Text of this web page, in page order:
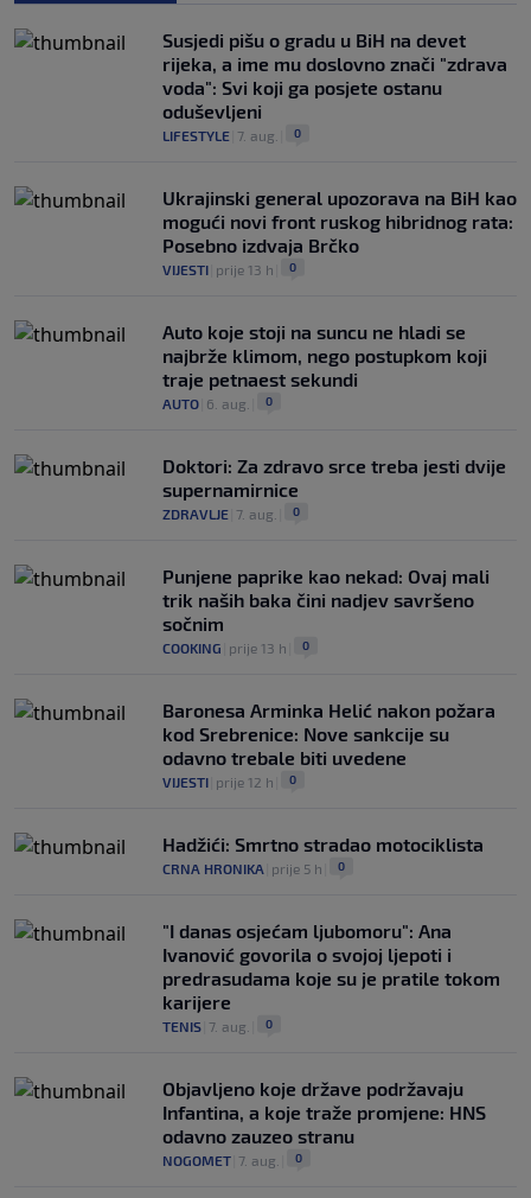
Susjedi pišu o gradu u BiH na devet
rijeka, a ime mu doslovno znači "zdrava
voda": Svi koji ga posjete ostanu
oduševljeni
LIFESTYLE 7. aug. 0
Ukrajinski general upozorava na BiH kao
mogući novi front ruskog hibridnog rata:
Posebno izdvaja Brčko
VIJESTI prije 13 h 0
Auto koje stoji na suncu ne hladi se
najbrže klimom, nego postupkom koji
traje petnaest sekundi
AUTO 6. aug. 0
Doktori: Za zdravo srce treba jesti dvije
supernamirnice
ZDRAVLJE 7. aug. 0
Punjene paprike kao nekad: Ovaj mali
trik naših baka čini nadjev savršeno
sočnim
COOKING prije 13 h 0
Baronesa Arminka Helić nakon požara
kod Srebrenice: Nove sankcije su
odavno trebale biti uvedene
VIJESTI prije 12 h 0
Hadžići: Smrtno stradao motociklista
CRNA HRONIKA prije 5 h 0
"I danas osjećam ljubomoru": Ana
Ivanović govorila o svojoj ljepoti i
predrasudama koje su je pratile tokom
karijere
TENIS 7. aug. 0
Objavljeno koje države podržavaju
Infantina, a koje traže promjene: HNS
odavno zauzeo stranu
NOGOMET 7. aug. 0